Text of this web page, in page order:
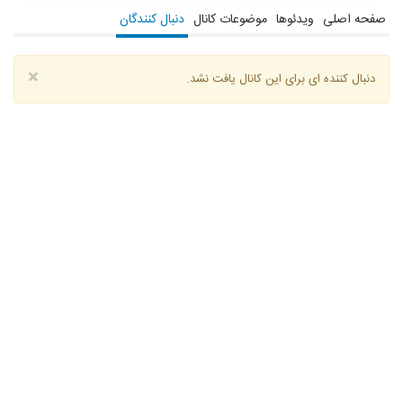
صفحه اصلی ویدئوها موضوعات کانال دنبال کنندگان
× دنبال کننده ای برای این کانال یافت نشد.